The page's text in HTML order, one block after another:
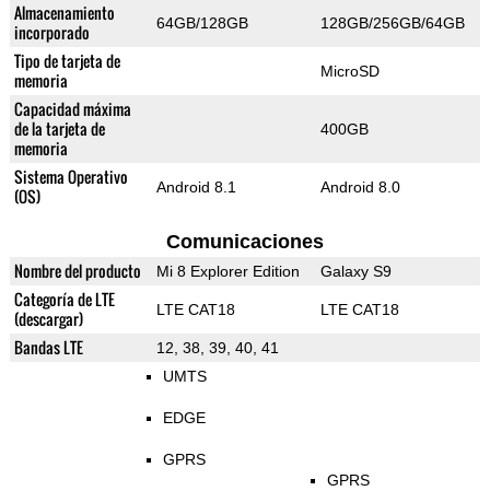
Almacenamiento
incorporado
64GB/128GB 128GB/256GB/64GB
Tipo de tarjeta de
memoria
MicroSD
Capacidad máxima
de la tarjeta de
memoria
400GB
Sistema Operativo
(OS)
Android 8.1 Android 8.0
Comunicaciones
Nombre del producto Mi 8 Explorer Edition Galaxy S9
Categoría de LTE
(descargar)
LTE CAT18 LTE CAT18
Bandas LTE 12, 38, 39, 40, 41
UMTS
EDGE
GPRS
GPRS